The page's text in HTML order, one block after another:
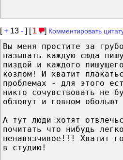
[+ 13 - ] [ 1 ] Комментировать
Вы меня простите за
называть каждую сюда
пиздой и каждого
козлом! И хватит
проблемах - для этого
никто сочувствовать не
обзовут и говном
А тут люди хотят
почитать что нибудь
ненавязчивое!!! Хватит
в студию!